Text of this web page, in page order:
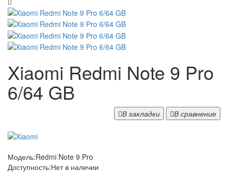
Xiaomi Redmi Note 9 Pro
6/64 GB
В закладки В сравнение
Модель:Redmi Note 9 Pro
Доступность:Нет в наличии